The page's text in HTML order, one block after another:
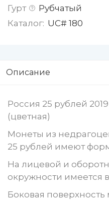
Гурт
Рубчатый
Каталог: UC# 180
Описание
Россия 25 рублей
(цветная)
Монеты из
25 рублей имеют
На лицевой и
окружности имеется
Боковая